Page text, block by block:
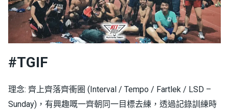
#TGIF
理念: 齊上齊落齊衝圈 (Interval / Tempo / Fartlek / LSD –
Sunday)，有興趣嘅一齊朝同一目標去練，透過記錄訓練時